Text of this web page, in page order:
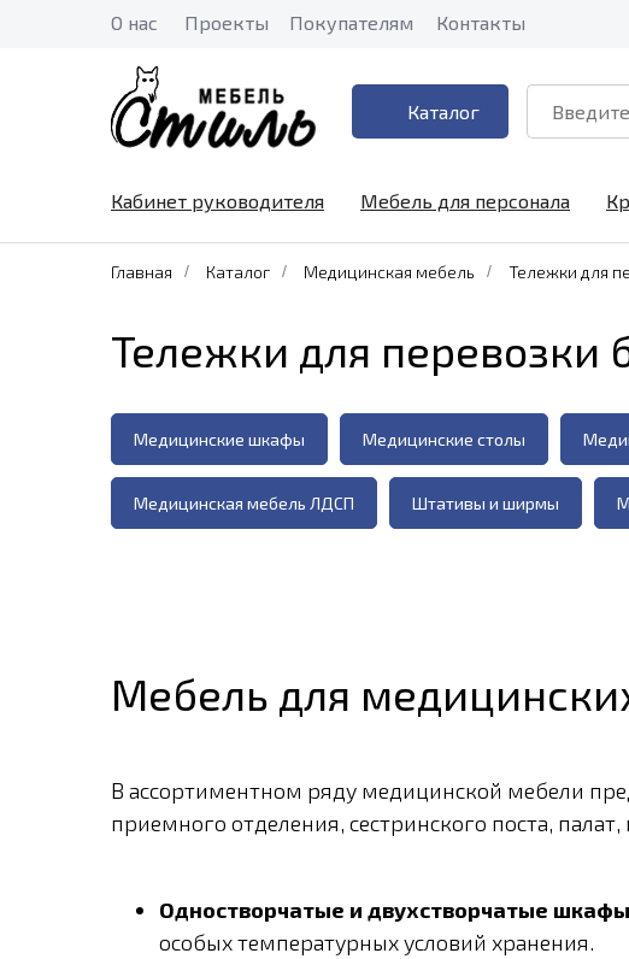
Контакты
Покупателям
Проекты
О нас
Каталог
Кабинет руководителя Мебель для персонала
Главная / Каталог / Медицинская мебель / Тележки для
Тележки для перевозки
Медицинские шкафы Медицинские столы
Медицинская мебель ЛДСП Штативы и ширмы
Мебель для
В ассортиментном ряду медицинской мебели
приемного отделения, сестринского поста,
Одностворчатые и двухстворчатые шкафы
особых температурных условий хранения.